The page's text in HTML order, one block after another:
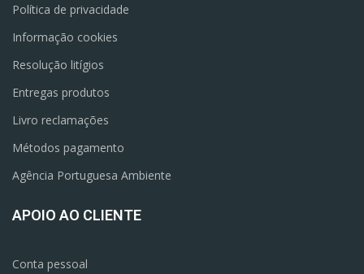
Política de privacidade
Informação cookies
Resolução litígios
Entregas produtos
Livro reclamações
Métodos pagamento
Agência Portuguesa Ambiente
APOIO AO CLIENTE
Conta pessoal